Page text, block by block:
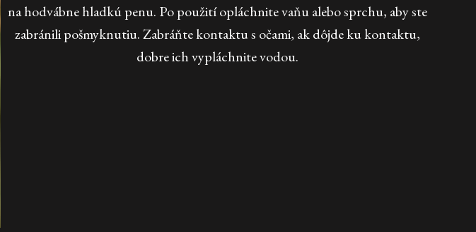
na hodvábne hladkú penu. Po použití opláchnite vaňu alebo sprchu, aby ste
zabránili pošmyknutiu. Zabráňte kontaktu s očami, ak dôjde ku kontaktu,
dobre ich vypláchnite vodou.